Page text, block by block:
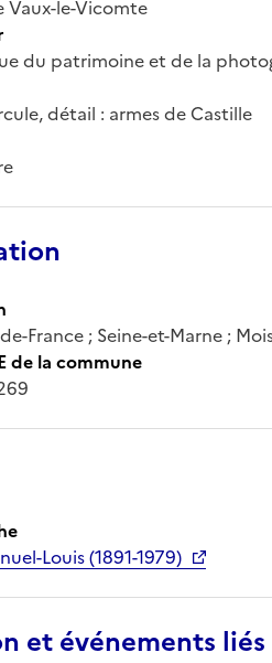
Vaux-le-Vicomte
du patrimoine et de la
détail : armes de Castille
France ; Seine-et-Marne ;
de la commune
Louis (1891-1979)
et événements liés